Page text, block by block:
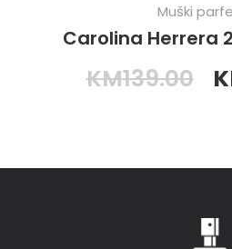
Muški
Carolina Herrera
KM139.00